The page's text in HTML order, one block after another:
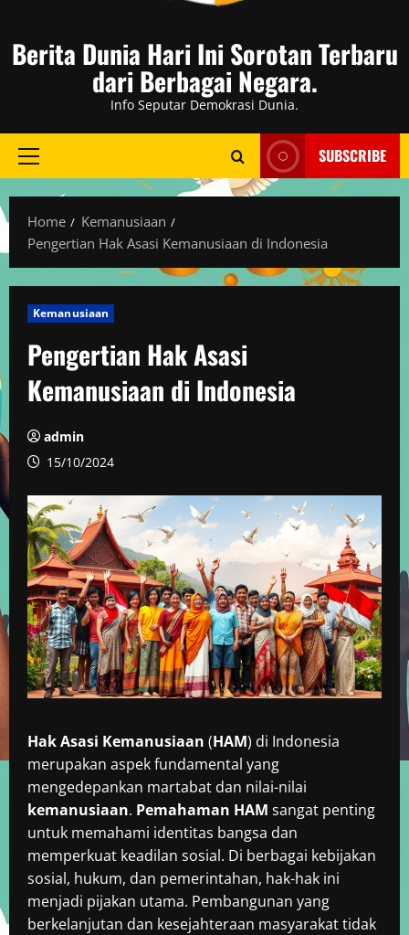
Berita Dunia Hari Ini Sorotan Terbaru
dari Berbagai Negara.
Info Seputar Demokrasi Dunia.
Primary
SUBSCRIBE
Home
Kemanusiaan
Pengertian Hak Asasi Kemanusiaan di Indonesia
Kemanusiaan
Pengertian Hak Asasi
Kemanusiaan di Indonesia
admin
15/10/2024
Hak Asasi Kemanusiaan (HAM) di Indonesia
merupakan aspek fundamental yang
mengedepankan martabat dan nilai-nilai
kemanusiaan. Pemahaman HAM sangat penting
untuk memahami identitas bangsa dan
memperkuat keadilan sosial. Di berbagai kebijakan
sosial, hukum, dan pemerintahan, hak-hak ini
menjadi pijakan utama. Pembangunan yang
berkelanjutan dan kesejahteraan masyarakat tidak